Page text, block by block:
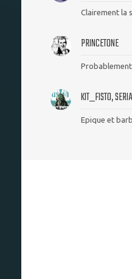
Clairement la
PRINCETONE
KIT_FISTO,
Epique et